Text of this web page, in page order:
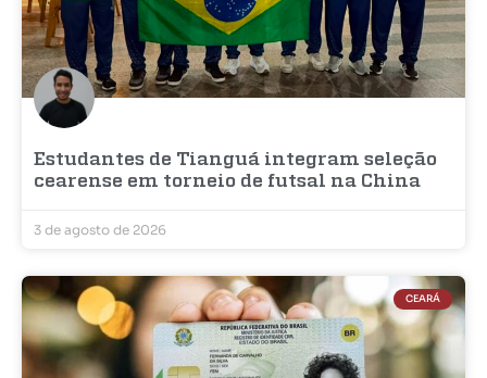
Estudantes de Tianguá integram seleção
cearense em torneio de futsal na China
3 de agosto de 2026
CEARÁ